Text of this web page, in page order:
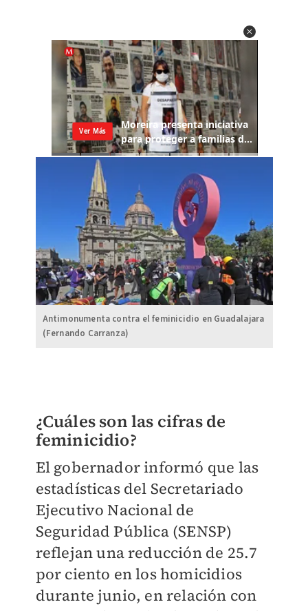
Antimonumenta contra el feminicidio en Guadalajara
(Fernando Carranza)
¿Cuáles son las cifras de
feminicidio?
El gobernador informó que las
estadísticas del Secretariado
Ejecutivo Nacional de
Seguridad Pública (SENSP)
reflejan una reducción de 25.7
por ciento en los homicidios
durante junio, en relación con